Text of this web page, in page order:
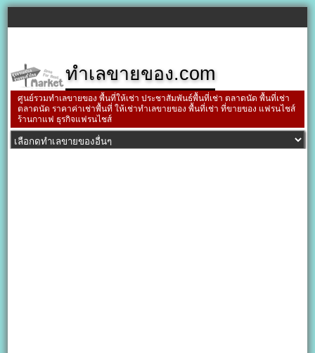
ทำเลขายของ.com
ศูนย์รวมทำเลขายของ พื้นที่ให้เช่า ประชาสัมพันธ์พื้นที่เช่า ตลาดนัด พื้นที่เช่า
ตลาดนัด ราคาค่าเช่าพื้นที่ ให้เช่าทำเลขายของ พื้นที่เช่า ที่ขายของ แฟรนไชส์
ร้านกาแฟ ธุรกิจแฟรนไชส์